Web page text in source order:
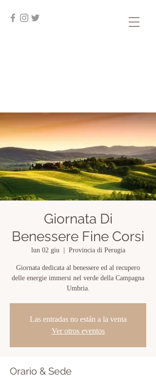
Giornata Di
Benessere Fine Corsi
lun 02 giu
  |
Provincia di Perugia
Giornata dedicata al benessere ed al recupero
delle energie immersi nel verde della Campagna
Las entradas no están a la venta
Ver otros eventos
Orario & Sede